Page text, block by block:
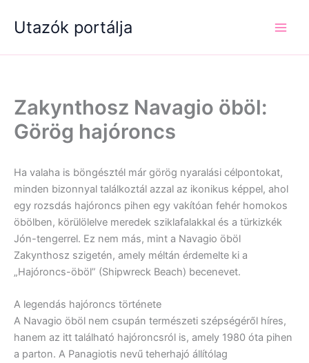
Utazók portálja
Zakynthosz Navagio öböl:
Görög hajóroncs
Ha valaha is böngésztél már görög nyaralási célpontokat,
minden bizonnyal találkoztál azzal az ikonikus képpel, ahol
egy rozsdás hajóroncs pihen egy vakítóan fehér homokos
öbölben, körülölelve meredek sziklafalakkal és a türkizkék
Jón-tengerrel. Ez nem más, mint a Navagio öböl
Zakynthosz szigetén, amely méltán érdemelte ki a
„Hajóroncs-öböl” (Shipwreck Beach) becenevet.
A legendás hajóroncs története
A Navagio öböl nem csupán természeti szépségéről híres,
hanem az itt található hajóroncsról is, amely 1980 óta pihen
a parton. A Panagiotis nevű teherhajó állítólag